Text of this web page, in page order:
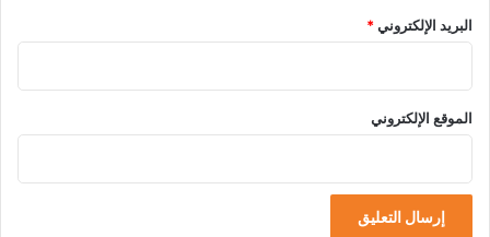
البريد الإلكتروني*
الموقع الإلكتروني